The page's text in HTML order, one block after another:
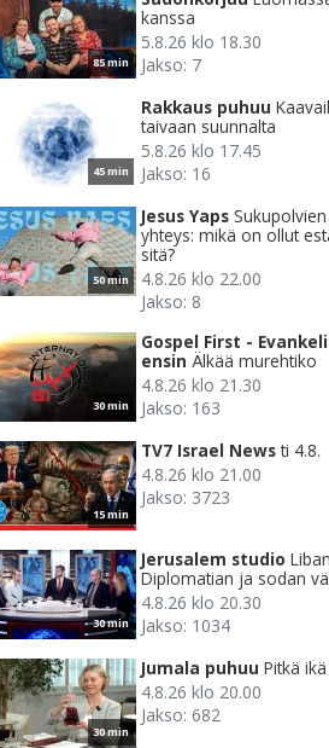
85 min
kanssa
5.8.26 klo 18.30
Jakso: 7
45 min
Rakkaus puhuu
taivaan suunnalta
5.8.26 klo 17.45
Jakso: 16
50 min
Jesus Yaps
yhteys: mikä on ollut
sitä?
4.8.26 klo 22.00
Jakso: 8
30 min
Gospel First -
ensin Älkää murehtiko
4.8.26 klo 21.30
Jakso: 163
15 min
TV7 Israel News ti 4.8.
4.8.26 klo 21.00
Jakso: 3723
30 min
Jerusalem studio
Diplomatian ja sodan
4.8.26 klo 20.30
Jakso: 1034
30 min
Jumala puhuu Pitkä ikä
4.8.26 klo 20.00
Jakso: 682